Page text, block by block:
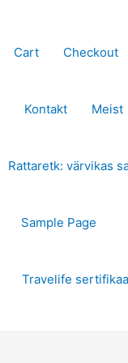
Cart Checkout
Kontakt Meist
Rattaretk: värvikas
Sample Page
Travelife